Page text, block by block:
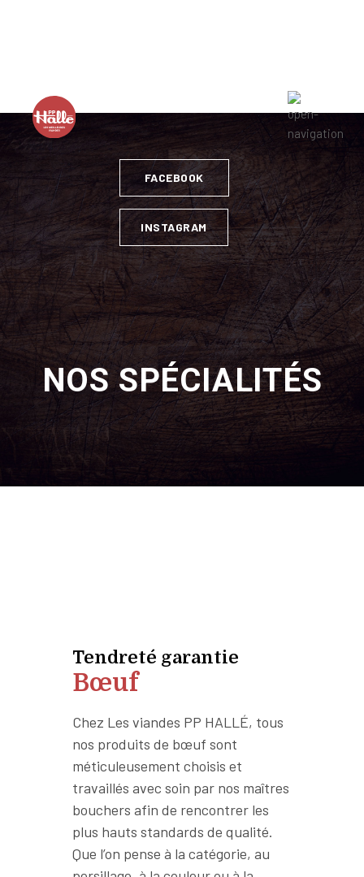
FACEBOOK
INSTAGRAM
NOS SPÉCIALITÉS
Tendreté garantie
Bœuf
Chez Les viandes PP HALLÉ, tous
nos produits de bœuf sont
méticuleusement choisis et
travaillés avec soin par nos maîtres
bouchers afin de rencontrer les
plus hauts standards de qualité.
Que l’on pense à la catégorie, au